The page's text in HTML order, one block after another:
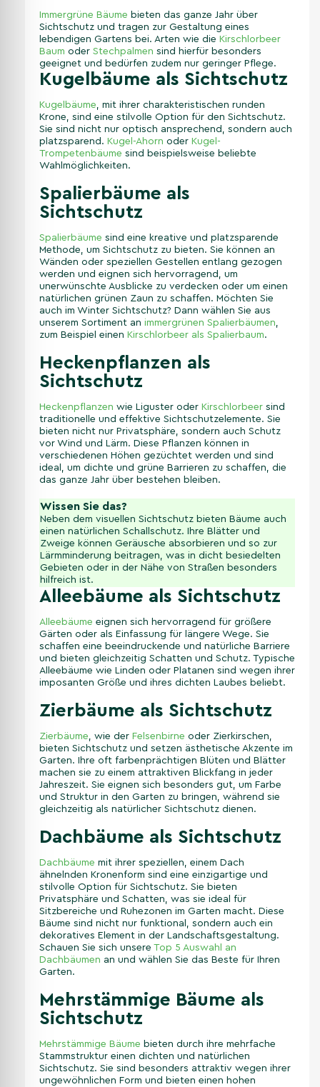
Immergrüne Bäume bieten das ganze Jahr über
Sichtschutz und tragen zur Gestaltung eines
lebendigen Gartens bei. Arten wie die Kirschlorbeer
Baum oder Stechpalmen sind hierfür besonders
geeignet und bedürfen zudem nur geringer Pflege.
Kugelbäume als Sichtschutz
Kugelbäume, mit ihrer charakteristischen runden
Krone, sind eine stilvolle Option für den Sichtschutz.
Sie sind nicht nur optisch ansprechend, sondern auch
platzsparend. Kugel-Ahorn oder Kugel-
Trompetenbäume sind beispielsweise beliebte
Wahlmöglichkeiten.
Spalierbäume als
Sichtschutz
Spalierbäume sind eine kreative und platzsparende
Methode, um Sichtschutz zu bieten. Sie können an
Wänden oder speziellen Gestellen entlang gezogen
werden und eignen sich hervorragend, um
unerwünschte Ausblicke zu verdecken oder um einen
natürlichen grünen Zaun zu schaffen. Möchten Sie
auch im Winter Sichtschutz? Dann wählen Sie aus
unserem Sortiment an immergrünen Spalierbäumen,
zum Beispiel einen Kirschlorbeer als Spalierbaum.
Heckenpflanzen als
Sichtschutz
Heckenpflanzen wie Liguster oder Kirschlorbeer sind
traditionelle und effektive Sichtschutzelemente. Sie
bieten nicht nur Privatsphäre, sondern auch Schutz
vor Wind und Lärm. Diese Pflanzen können in
verschiedenen Höhen gezüchtet werden und sind
ideal, um dichte und grüne Barrieren zu schaffen, die
das ganze Jahr über bestehen bleiben.
Wissen Sie das?
Neben dem visuellen Sichtschutz bieten Bäume auch
einen natürlichen Schallschutz. Ihre Blätter und
Zweige können Geräusche absorbieren und so zur
Lärmminderung beitragen, was in dicht besiedelten
Gebieten oder in der Nähe von Straßen besonders
hilfreich ist.
Alleebäume als Sichtschutz
Alleebäume eignen sich hervorragend für größere
Gärten oder als Einfassung für längere Wege. Sie
schaffen eine beeindruckende und natürliche Barriere
und bieten gleichzeitig Schatten und Schutz. Typische
Alleebäume wie Linden oder Platanen sind wegen ihrer
imposanten Größe und ihres dichten Laubes beliebt.
Zierbäume als Sichtschutz
Zierbäume, wie der Felsenbirne oder Zierkirschen,
bieten Sichtschutz und setzen ästhetische Akzente im
Garten. Ihre oft farbenprächtigen Blüten und Blätter
machen sie zu einem attraktiven Blickfang in jeder
Jahreszeit. Sie eignen sich besonders gut, um Farbe
und Struktur in den Garten zu bringen, während sie
gleichzeitig als natürlicher Sichtschutz dienen.
Dachbäume als Sichtschutz
Dachbäume mit ihrer speziellen, einem Dach
ähnelnden Kronenform sind eine einzigartige und
stilvolle Option für Sichtschutz. Sie bieten
Privatsphäre und Schatten, was sie ideal für
Sitzbereiche und Ruhezonen im Garten macht. Diese
Bäume sind nicht nur funktional, sondern auch ein
dekoratives Element in der Landschaftsgestaltung.
Schauen Sie sich unsere Top 5 Auswahl an
Dachbäumen an und wählen Sie das Beste für Ihren
Garten.
Mehrstämmige Bäume als
Sichtschutz
Mehrstämmige Bäume bieten durch ihre mehrfache
Stammstruktur einen dichten und natürlichen
Sichtschutz. Sie sind besonders attraktiv wegen ihrer
ungewöhnlichen Form und bieten einen hohen